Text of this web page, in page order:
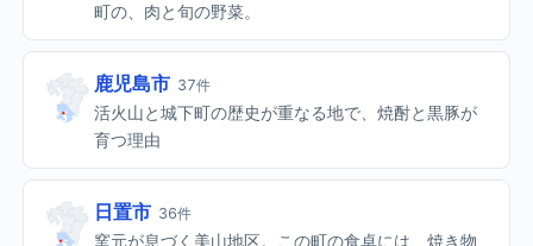
町の、肉と旬の野菜。
鹿児島市 37件
活火山と城下町の歴史が重なる地で、焼酎と黒豚が
育つ理由
日置市 36件
窯元が息づく美山地区。この町の食卓には、焼き物